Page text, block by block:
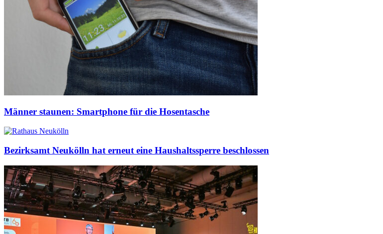
Männer staunen: Smartphone für die Hosentasche
Bezirksamt Neukölln hat erneut eine Haushaltssperre beschlossen